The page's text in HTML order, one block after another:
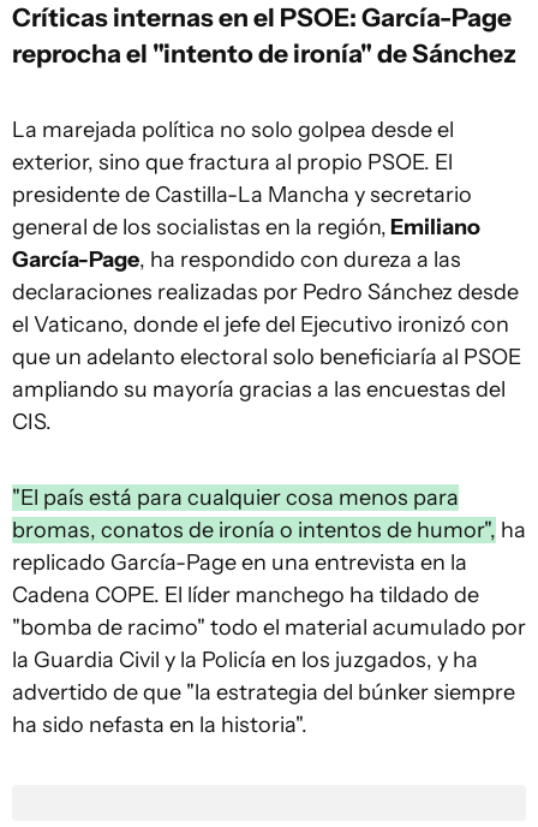
Críticas internas en el PSOE: García-Page
reprocha el "intento de ironía" de Sánchez
La marejada política no solo golpea desde el
exterior, sino que fractura al propio PSOE. El
presidente de Castilla-La Mancha y secretario
general de los socialistas en la región, Emiliano
García-Page, ha respondido con dureza a las
declaraciones realizadas por Pedro Sánchez desde
el Vaticano, donde el jefe del Ejecutivo ironizó con
que un adelanto electoral solo beneficiaría al PSOE
ampliando su mayoría gracias a las encuestas del
CIS.
"El país está para cualquier cosa menos para
bromas, conatos de ironía o intentos de humor", ha
replicado García-Page en una entrevista en la
Cadena COPE. El líder manchego ha tildado de
"bomba de racimo" todo el material acumulado por
la Guardia Civil y la Policía en los juzgados, y ha
advertido de que "la estrategia del búnker siempre
ha sido nefasta en la historia".